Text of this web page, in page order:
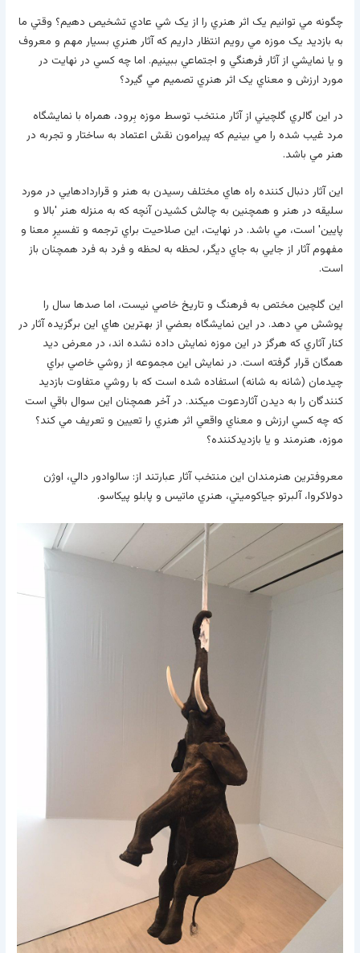
چگونه مي توانيم يک اثر هنري را از يک شي عادي تشخيص دهيم؟ وقتي ما
به بازديد يک موزه مي رويم انتظار داريم که آثار هنري بسيار مهم و معروف
و يا نمايشي از آثار فرهنگي و اجتماعي ببينيم. اما چه کسي در نهايت در
مورد ارزش و معناي يک اثر هنري تصميم مي گيرد؟
در اين گالري گلچيني از آثار منتخب توسط موزه بِرود، همراه با نمايشگاه
مرد غيب شده را مي بينيم که پيرامون نقش اعتماد به ساختار و تجربه در
هنر مي باشد.
اين آثار دنبال کننده راه هاي مختلف رسيدن به هنر و قراردادهايي در مورد
سليقه در هنر و همچنين به چالش کشيدن آنچه که به منزله هنر 'بالا و
پايين' است، مي باشد. در نهايت، اين صلاحيت براي ترجمه و تفسيرٍ معنا و
مفهوم آثار از جايي به جاي ديگر، لحظه به لحظه و فرد به فرد همچنان باز
است.
اين گلچين مختص به فرهنگ و تاريخ خاصي نيست، اما صدها سال را
پوشش مي دهد. در اين نمايشگاه بعضي از بهترين هاي اين برگزيده آثار در
کنار آثاري که هرگز در اين موزه نمايش داده نشده اند، در معرض ديد
همگان قرار گرفته است. در نمايش اين مجموعه از روشي خاصي براي
چيدمان (شانه به شانه) استفاده شده است که با روشي متفاوت بازديد
کنندگان را به ديدن آثاردعوت ميکند. در آخر همچنان اين سوال باقي است
که چه کسي ارزش و معناي واقعي اثر هنري را تعيين و تعريف مي کند؟
موزه، هنرمند و يا بازديدکننده؟
معروفترين هنرمندان اين منتخب آثار عبارتند از: سالوادور دالي، اوژن
دولاکروا، آلبرتو جياکوميتي، هنري ماتيس و پابلو پيکاسو.